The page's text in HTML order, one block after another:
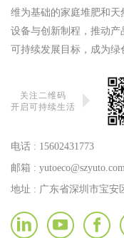
维为基础的家庭堆肥和
设备与创新制程，推动
可持续发展目标，成为绿
关注二维码
开启可持续生活
电话 : 15602431773
邮箱 : yutoeco@szyuto.com
地址 : 广东省深圳市宝安